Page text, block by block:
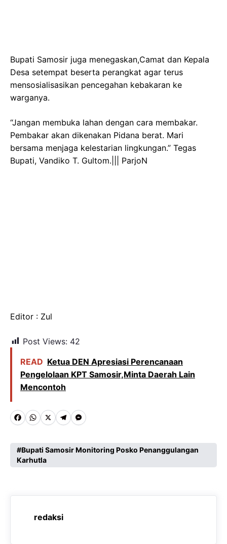
Bupati Samosir juga menegaskan,Camat dan Kepala
Desa setempat beserta perangkat agar terus
mensosialisasikan pencegahan kebakaran ke
warganya.
“Jangan membuka lahan dengan cara membakar.
Pembakar akan dikenakan Pidana berat. Mari
bersama menjaga kelestarian lingkungan.” Tegas
Bupati, Vandiko T. Gultom.||| ParjoN
Editor : Zul
Post Views: 42
READ Ketua DEN Apresiasi Perencanaan
Pengelolaan KPT Samosir,Minta Daerah Lain
Mencontoh
F
c
e
o
W
a
t
A
p
X T
l
e
r
a
M
s
s
n
Bupati Samosir Monitoring Posko Penanggulangan
Karhutla
redaksi